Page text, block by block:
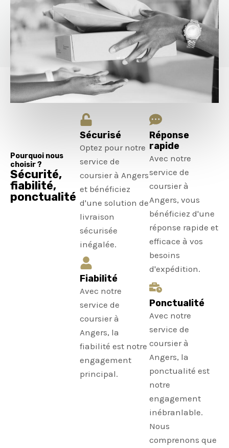
Pourquoi nous
choisir ?
Sécurité,
fiabilité,
ponctualité
Sécurisé
Optez pour notre
service de
coursier à Angers
et bénéficiez
d'une solution de
livraison
sécurisée
inégalée.
Fiabilité
Avec notre
service de
coursier à
Angers, la
fiabilité est notre
engagement
principal.
Réponse
rapide
Avec notre
service de
coursier à
Angers, vous
bénéficiez d'une
réponse rapide et
efficace à vos
besoins
d'expédition.
Ponctualité
Avec notre
service de
coursier à
Angers, la
ponctualité est
notre
engagement
inébranlable.
Nous
comprenons que